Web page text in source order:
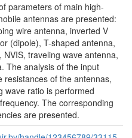
parameters of main high-
antennas are presented:
wire antenna, inverted V
(dipole), T-shaped antenna,
NVIS, traveling wave antenna,
The analysis of the input
resistances of the antennas,
wave ratio is performed
The corresponding
are presented.